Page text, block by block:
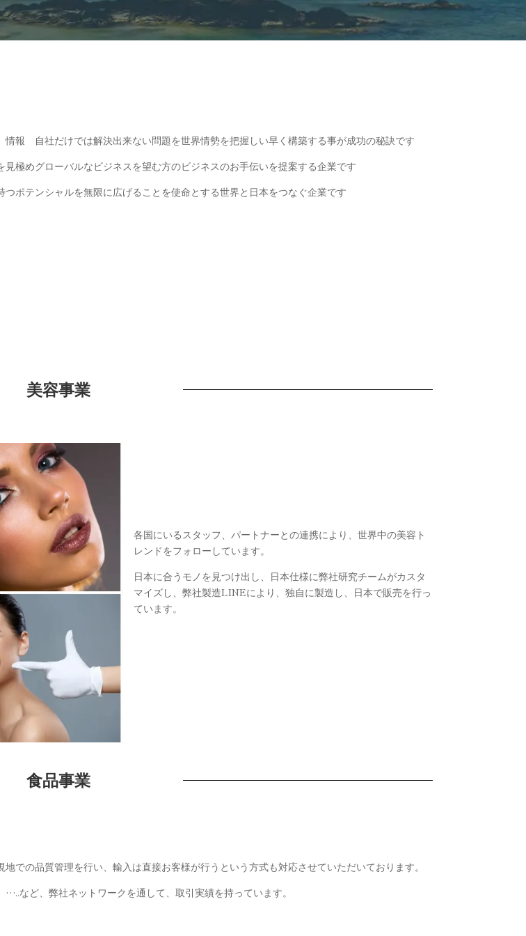
自社だけでは解決出来ない問題を世界情勢を把握しい早く構築する事が成功の秘訣です
極めグローバルなビジネスを望む方のビジネスのお手伝いを提案する企業です
ポテンシャルを無限に広げることを使命とする世界と日本をつなぐ企業です
美容事業
各国にいるスタッフ、パートナーとの連携により、世界中の美容ト
レンドをフォローしています。
日本に合うモノを見つけ出し、日本仕様に弊社研究チームがカスタ
マイズし、弊社製造LINEにより、独自に製造し、日本で販売を行っ
ています。
食品事業
での品質管理を行い、輸入は直接お客様が行うという方式も対応させていただいております。
など、弊社ネットワークを通して、取引実績を持っています。